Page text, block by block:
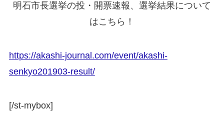
明石市長選挙の投・開票速報、選挙結果について
はこちら！
https://akashi-journal.com/event/akashi-
senkyo201903-result/
[/st-mybox]